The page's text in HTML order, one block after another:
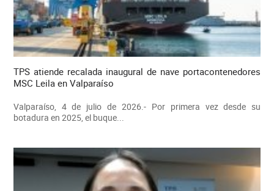
TPS atiende recalada inaugural de nave portacontenedores
MSC Leila en Valparaíso
Valparaíso, 4 de julio de 2026.- Por primera vez desde su
botadura en 2025, el buque...